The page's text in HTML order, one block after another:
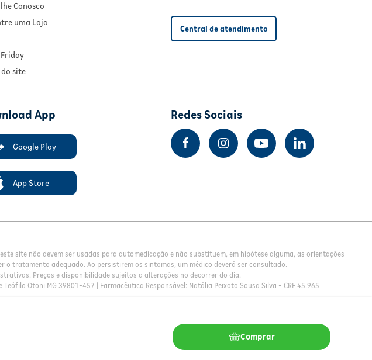
Comprar
Conosco
uma Loja
do site
Central de atendimento
App
Google Play
App Store
Redes Sociais
site não devem ser usadas para automedicação e não substituem, em hipótese alguma, as orientações
tratamento adequado. Ao persistirem os sintomas, um médico deverá ser consultado.
Preços e disponibilidade sujeitos a alterações no decorrer do dia.
Otoni MG 39801-457 | Farmacêutica Responsável: Natália Peixoto Sousa Silva - CRF 45.965